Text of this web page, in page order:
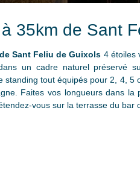
35km de Sant
Sant Feliu de Guixols 4 étoiles
un cadre naturel préservé
standing tout équipés pour 2, 4,
Faites vos longueurs dans
vous sur la terrasse du bar